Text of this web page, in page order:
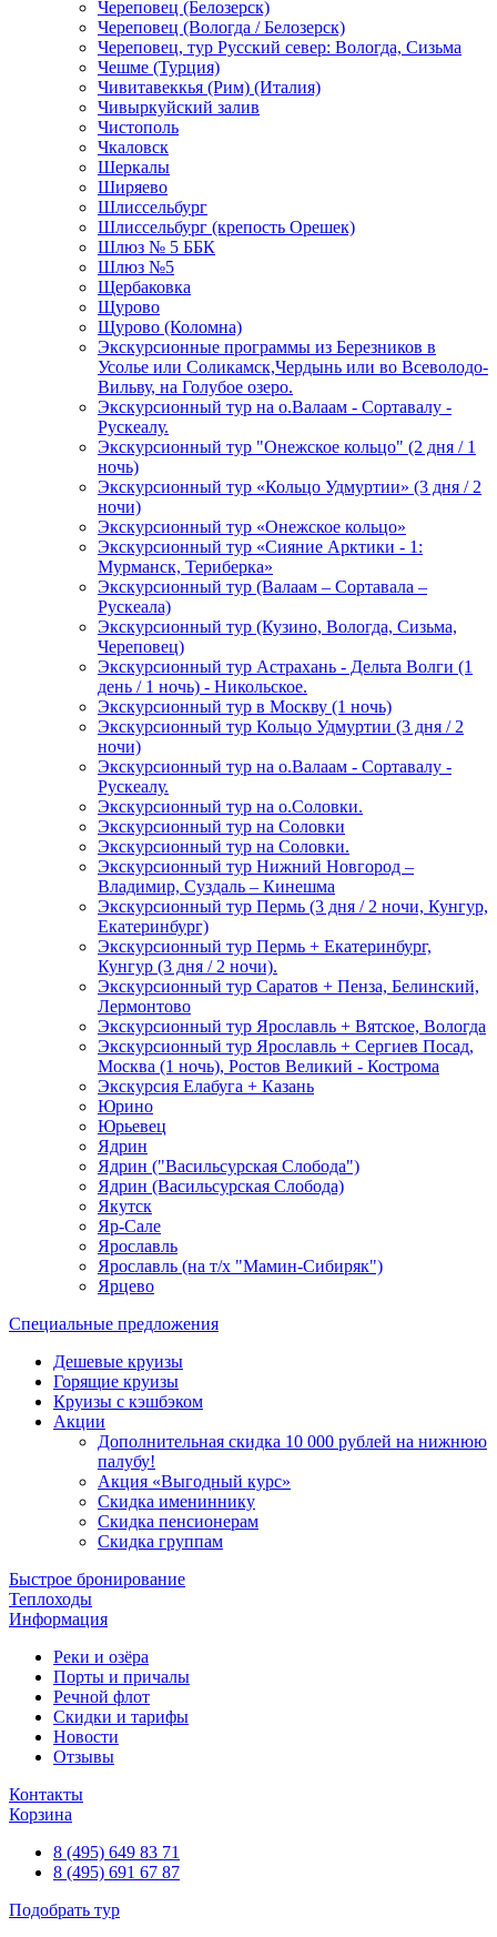
Череповец (Белозерск)
Череповец (Вологда / Белозерск)
Череповец, тур Русский север: Вологда, Сизьма
Чешме (Турция)
Чивитавеккья (Рим) (Италия)
Чивыркуйский залив
Чистополь
Чкаловск
Шеркалы
Ширяево
Шлиссельбург
Шлиссельбург (крепость Орешек)
Шлюз № 5 ББК
Шлюз №5
Щербаковка
Щурово
Щурово (Коломна)
Экскурсионные программы из Березников в
Усолье или Соликамск,Чердынь или во Всеволодо-
Вильву, на Голубое озеро.
Экскурсионный тур на о.Валаам - Сортавалу -
Рускеалу.
Экскурсионный тур "Онежское кольцо" (2 дня / 1
ночь)
Экскурсионный тур «Кольцо Удмуртии» (3 дня / 2
ночи)
Экскурсионный тур «Онежское кольцо»
Экскурсионный тур «Сияние Арктики - 1:
Мурманск, Териберка»
Экскурсионный тур (Валаам – Сортавала –
Рускеала)
Экскурсионный тур (Кузино, Вологда, Сизьма,
Череповец)
Экскурсионный тур Астрахань - Дельта Волги (1
день / 1 ночь) - Никольское.
Экскурсионный тур в Москву (1 ночь)
Экскурсионный тур Кольцо Удмуртии (3 дня / 2
ночи)
Экскурсионный тур на о.Валаам - Сортавалу -
Рускеалу.
Экскурсионный тур на о.Соловки.
Экскурсионный тур на Соловки
Экскурсионный тур на Соловки.
Экскурсионный тур Нижний Новгород –
Владимир, Суздаль – Кинешма
Экскурсионный тур Пермь (3 дня / 2 ночи, Кунгур,
Екатеринбург)
Экскурсионный тур Пермь + Екатеринбург,
Кунгур (3 дня / 2 ночи).
Экскурсионный тур Саратов + Пенза, Белинский,
Лермонтово
Экскурсионный тур Ярославль + Вятское, Вологда
Экскурсионный тур Ярославль + Сергиев Посад,
Москва (1 ночь), Ростов Великий - Кострома
Экскурсия Елабуга + Казань
Юрино
Юрьевец
Ядрин
Ядрин ("Васильсурская Слобода")
Ядрин (Васильсурская Слобода)
Якутск
Яр-Сале
Ярославль
Ярославль (на т/х "Мамин-Сибиряк")
Ярцево
Специальные предложения
Дешевые круизы
Горящие круизы
Круизы с кэшбэком
Акции
Дополнительная скидка 10 000 рублей на нижнюю
палубу!
Акция «Выгодный курс»
Скидка имениннику
Скидка пенсионерам
Скидка группам
Быстрое бронирование
Теплоходы
Информация
Реки и озёра
Порты и причалы
Речной флот
Скидки и тарифы
Новости
Отзывы
Контакты
Корзина
8 (495) 649 83 71
8 (495) 691 67 87
Подобрать тур